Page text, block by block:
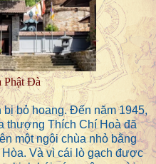
Phật Đà
bỏ hoang. Đến năm 1945,
thượng Thích Chí Hoà đã
một ngôi chùa nhỏ bằng
Và vì cái lò gạch được